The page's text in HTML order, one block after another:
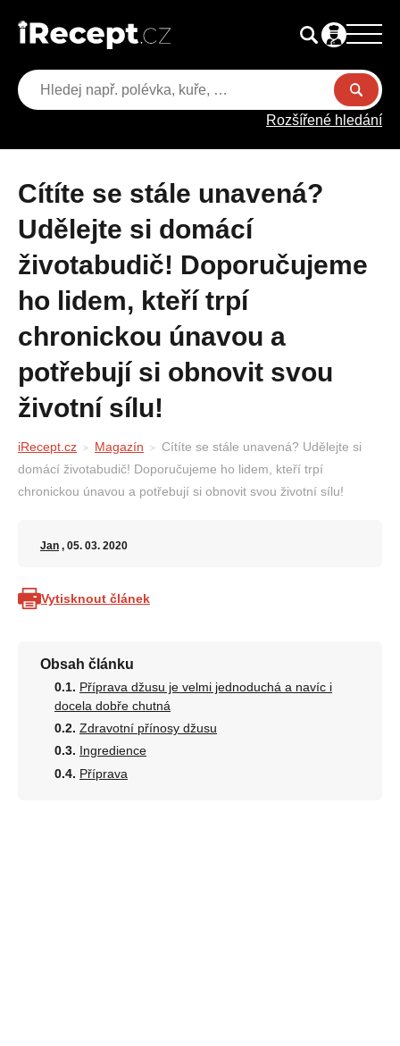
Rozšířené hledání
Cítíte se stále unavená?
Udělejte si domácí
životabudič! Doporučujeme
ho lidem, kteří trpí
chronickou únavou a
potřebují si obnovit svou
životní sílu!
iRecept.cz Magazín
Cítíte se stále unavená? Udělejte si
domácí životabudič! Doporučujeme ho lidem, kteří trpí
chronickou únavou a potřebují si obnovit svou životní sílu!
Jan , 05. 03. 2020
Vytisknout článek
Obsah článku
Příprava džusu je velmi jednoduchá a navíc i
docela dobře chutná
Zdravotní přínosy džusu
Ingredience
Příprava